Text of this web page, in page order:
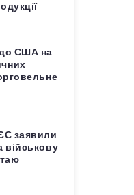
до США на
заявили
військову